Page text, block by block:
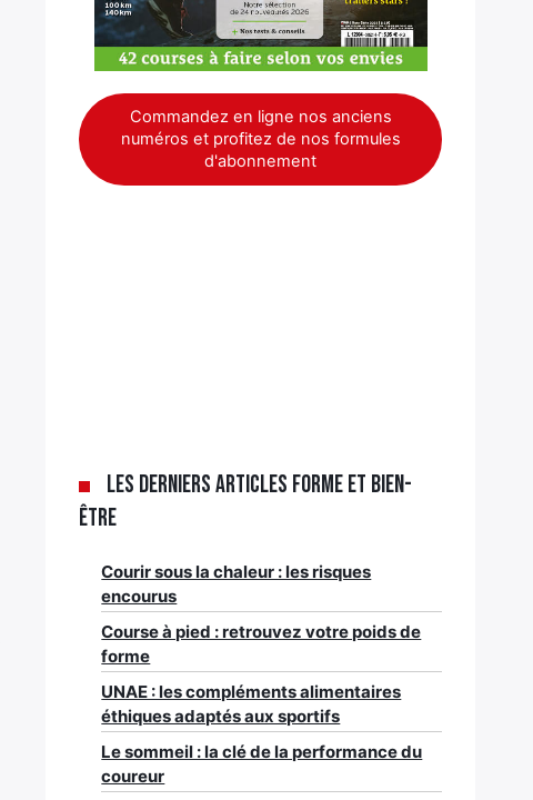
Commandez en ligne nos anciens
numéros et profitez de nos formules
d'abonnement
Les derniers articles Forme et bien-
être
Courir sous la chaleur : les risques
encourus
Course à pied : retrouvez votre poids de
forme
UNAE : les compléments alimentaires
éthiques adaptés aux sportifs
Le sommeil : la clé de la performance du
coureur